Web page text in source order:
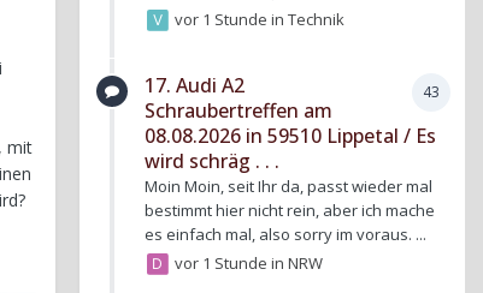
mit
vor 1 Stunde inTechnik
43
17. Audi A2
Schraubertreffen am
08.08.2026 in 59510 Lippetal / Es
wird schräg . . .
Moin Moin, seit Ihr da, passt wieder mal
bestimmt hier nicht rein, aber ich mache
es einfach mal, also sorry im voraus. ...
vor 1 Stunde inNRW